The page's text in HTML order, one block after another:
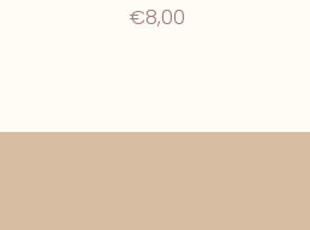
€8,00